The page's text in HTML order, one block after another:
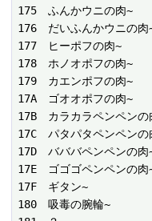
175　ふんかウニの肉~
176　だいふんかウニの肉
177　ヒーポフの肉~
178　ホノオポフの肉~
179　カエンポフの肉~
17A　ゴオオポフの肉~
17B　カラカラペンペンの
17C　パタパタペンペンの
17D　バババペンペンの肉
17E　ゴゴゴペンペンの肉
17F　ギタン~
180　吸毒の腕輪~